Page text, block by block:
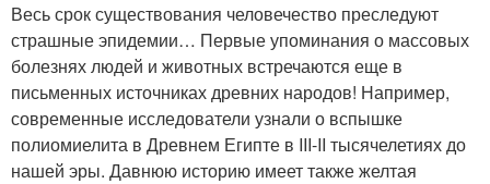
Весь срок существования человечество преследуют
страшные эпидемии… Первые упоминания о массовых
болезнях людей и животных встречаются еще в
письменных источниках древних народов! Например,
современные исследователи узнали о вспышке
полиомиелита в Древнем Египте в III-II тысячелетиях до
нашей эры. Давнюю историю имеет также желтая